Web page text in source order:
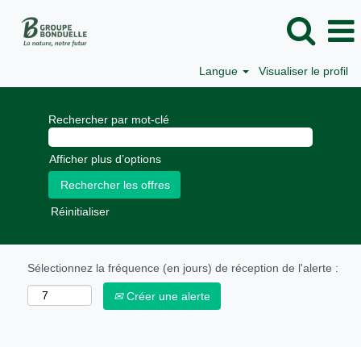
Langue Visualiser le profil
Rechercher par mot-clé
Afficher plus d’options
Réinitialiser
Sélectionnez la fréquence (en jours) de réception de l'alerte :
Créer une alerte